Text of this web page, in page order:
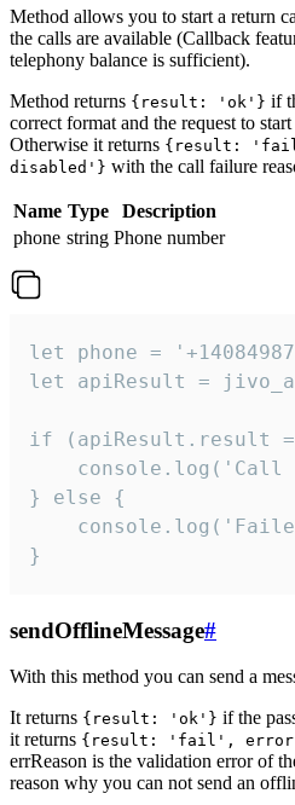
Method allows you to start a return
the calls are available (Callback
telephony balance is sufficient).
Method returns {result: 'ok'} if
correct format and the request to
Otherwise it returns {result:
disabled'} with the call failure
Name Type
Description
phone string Phone number
let phone =
let apiResult =
if (apiResult.result
console.log('Call
} else {
}
sendOfflineMessage#
With this method you can send a
It returns {result: 'ok'} if the
it returns {result: 'fail', error:
errReason is the validation error of
reason why you can not send an